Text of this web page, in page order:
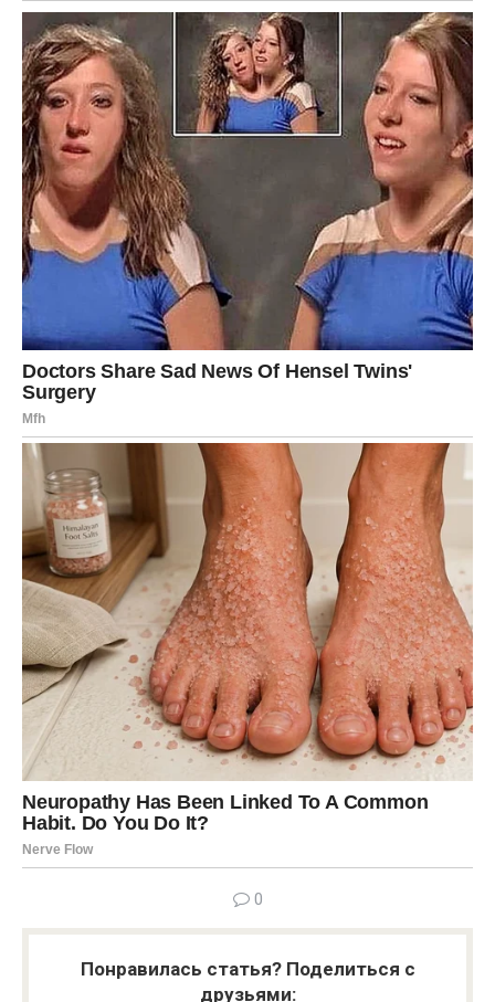
0
Понравилась статья? Поделиться с
друзьями: